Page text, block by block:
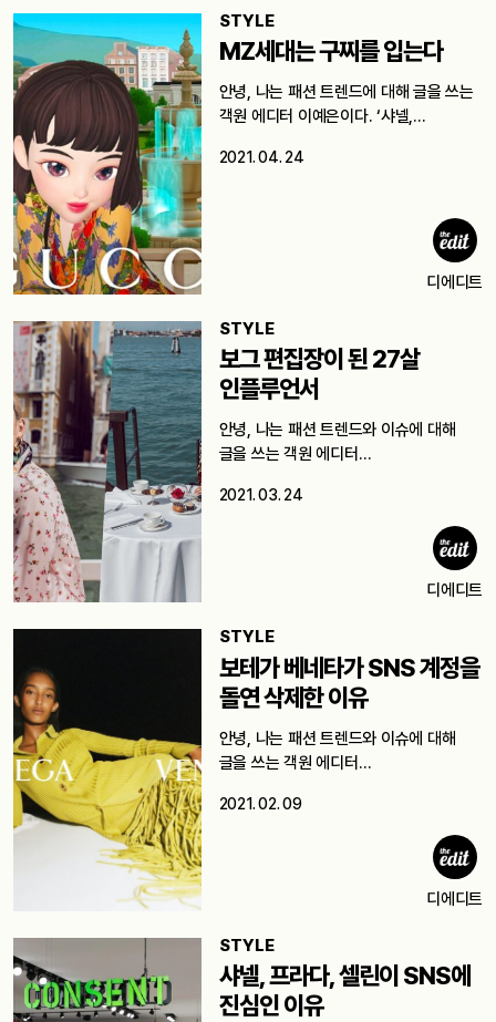
STYLE
MZ세대는 구찌를 입는다
안녕, 나는 패션 트렌드에 대해 글을 쓰는
객원 에디터 이예은이다. ‘샤넬,…
2021. 04. 24
디에디트
STYLE
보그 편집장이 된 27살
인플루언서
안녕, 나는 패션 트렌드와 이슈에 대해
글을 쓰는 객원 에디터…
2021. 03. 24
디에디트
STYLE
보테가 베네타가 SNS 계정을
돌연 삭제한 이유
안녕, 나는 패션 트렌드와 이슈에 대해
글을 쓰는 객원 에디터…
2021. 02. 09
디에디트
STYLE
샤넬, 프라다, 셀린이 SNS에
진심인 이유